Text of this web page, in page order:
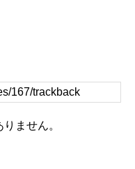
ません。